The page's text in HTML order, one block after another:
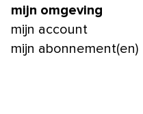
mijn omgeving
mijn account
mijn abonnement(en)